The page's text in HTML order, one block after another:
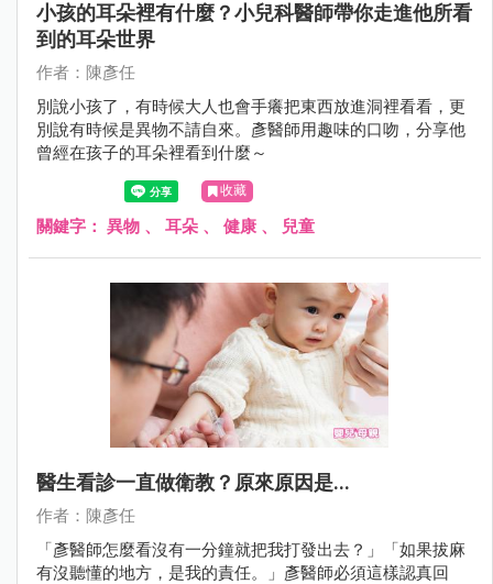
小孩的耳朵裡有什麼？小兒科醫師帶你走進他所看
到的耳朵世界
作者：陳彥任
別說小孩了，有時候大人也會手癢把東西放進洞裡看看，更
別說有時候是異物不請自來。彥醫師用趣味的口吻，分享他
曾經在孩子的耳朵裡看到什麼～
收藏
關鍵字： 異物 、 耳朵 、 健康 、 兒童
醫生看診一直做衛教？原來原因是...
作者：陳彥任
「彥醫師怎麼看沒有一分鐘就把我打發出去？」「如果拔麻
有沒聽懂的地方，是我的責任。」彥醫師必須這樣認真回